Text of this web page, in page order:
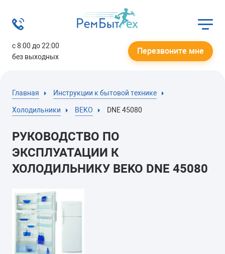
с 8:00 до 22:00
без выходных
Перезвоните мне
Главная Инструкции к бытовой технике
Холодильники BEKO DNE 45080
РУКОВОДСТВО ПО
ЭКСПЛУАТАЦИИ К
ХОЛОДИЛЬНИКУ BEKO DNE 45080